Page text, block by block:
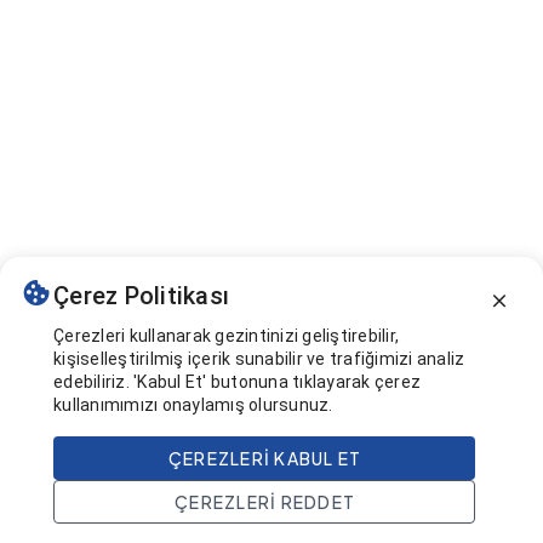
Ana Sayfa Ara Projeler Hesap
Çerez Politikası
Çerezleri kullanarak gezintinizi geliştirebilir,
kişiselleştirilmiş içerik sunabilir ve trafiğimizi analiz
edebiliriz. 'Kabul Et' butonuna tıklayarak çerez
kullanımımızı onaylamış olursunuz.
ÇEREZLERI KABUL ET
ÇEREZLERI REDDET